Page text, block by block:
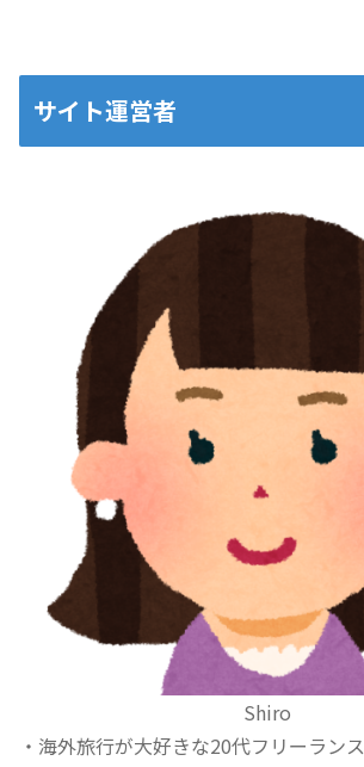
サイト運営者
Shiro
・海外旅行が大好きな20代フリーランス